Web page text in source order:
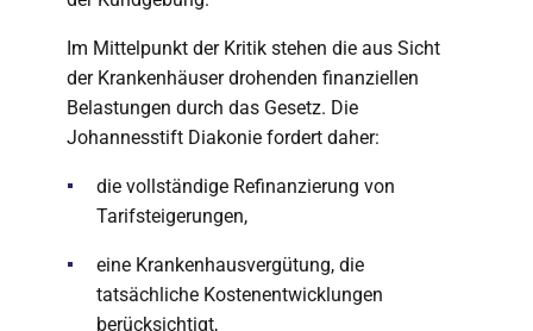
Im Mittelpunkt der Kritik stehen die aus Sicht
der Krankenhäuser drohenden finanziellen
Belastungen durch das Gesetz. Die
Johannesstift Diakonie fordert daher:
die vollständige Refinanzierung von
Tarifsteigerungen,
eine Krankenhausvergütung, die
tatsächliche Kostenentwicklungen
berücksichtigt,